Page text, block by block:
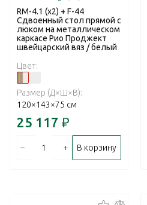
RM-4.1 (x2) + F-44
Сдвоенный стол прямой с
люком на металлическом
каркасе Рио Проджект
швейцарский вяз / белый
Цвет:
Размер (Д×Ш×В):
120×143×75 см
25 117 ₽
– + В корзину